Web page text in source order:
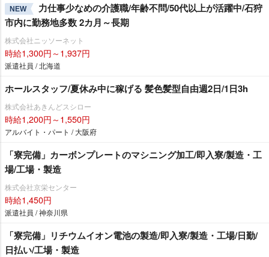
NEW
力仕事少なめの介護職/年齢不問/50代以上が活躍中/石狩
市内に勤務地多数 2カ月～長期
株式会社ニッソーネット
時給1,300円～1,937円
派遣社員 / 北海道
ホールスタッフ/夏休み中に稼げる 髪色髪型自由週2日/1日3h
株式会社あきんどスシロー
時給1,200円～1,550円
アルバイト・パート / 大阪府
「寮完備」カーボンプレートのマシニング加工/即入寮/製造・工
場/工場・製造
株式会社京栄センター
時給1,450円
派遣社員 / 神奈川県
「寮完備」リチウムイオン電池の製造/即入寮/製造・工場/日勤/
日払い/工場・製造